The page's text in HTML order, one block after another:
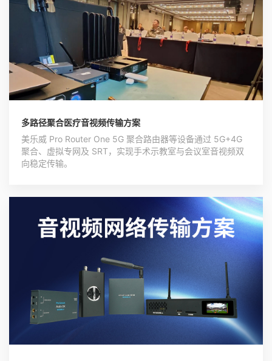
多路径聚合医疗音视频传输方案
美乐威 Pro Router One 5G 聚合路由器等设备通过 5G+4G
聚合、虚拟专网及 SRT，实现手术示教室与会议室音视频双
向稳定传输。